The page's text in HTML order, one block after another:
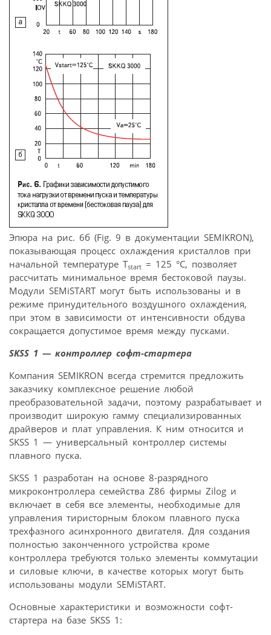
Эпюра на рис. 6б (Fig. 9 в документации SEMIKRON),
показывающая процесс охлаждения кристаллов при
начальной температуре Tstart = 125 °C, позволяет
рассчитать минимальное время бестоковой паузы.
Модули SEMiSTART могут быть использованы и в
режиме принудительного воздушного охлаждения,
при этом в зависимости от интенсивности обдува
сокращается допустимое время между пусками.
SKSS 1 — контроллер софт-стартера
Компания SEMIKRON всегда стремится предложить
заказчику комплексное решение любой
преобразовательной задачи, поэтому разрабатывает и
производит широкую гамму специализированных
драйверов и плат управления. К ним относится и
SKSS 1 — универсальный контроллер системы
плавного пуска.
SКSS 1 разработан на основе 8-разрядного
микроконтроллера семейства Z86 фирмы Zilog и
включает в себя все элементы, необходимые для
управления тиристорным блоком плавного пуска
трехфазного асинхронного двигателя. Для создания
полностью законченного устройства кроме
контроллера требуются только элементы коммутации
и силовые ключи, в качестве которых могут быть
использованы модули SEMiSTART.
Основные характеристики и возможности софт-
стартера на базе SKSS 1: